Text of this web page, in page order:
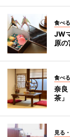
食べる
JW
原の
食べる
奈良
茶
見る